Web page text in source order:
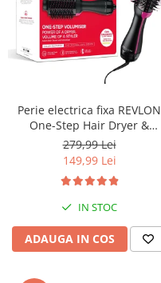
Perie electrica fixa REVLON
One-Step Hair Dryer &
Volumizer, RVDR5222E2,
pentru par mediu si lung
279,99 Lei
149,99 Lei
IN STOC
ADAUGA IN COS